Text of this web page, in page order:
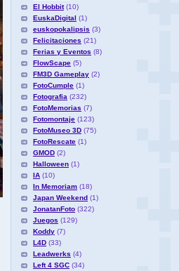
El Hobbit (10)
EuskaDigital (1)
euskopokalipsis (3)
Felicitaciones (21)
Ferias y Eventos (8)
FlowScape (5)
FM3D Gameplay (2)
FotoCumple (1)
Fotografia (232)
FotoMemorias (7)
Fotomontaje (123)
FotoMuseo 3D (75)
FotoRescate (1)
GMOD (2)
Halloween (1)
IA (10)
In Memoriam (18)
Japan Weekend (1)
JonatanFoto (322)
Juegos (129)
Koddy (7)
L4D (33)
Leadwerks (4)
Left 4 SGC (34)